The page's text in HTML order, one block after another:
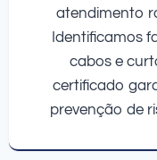
atendimento
Identificamos
cabos e
certificado
prevenção de